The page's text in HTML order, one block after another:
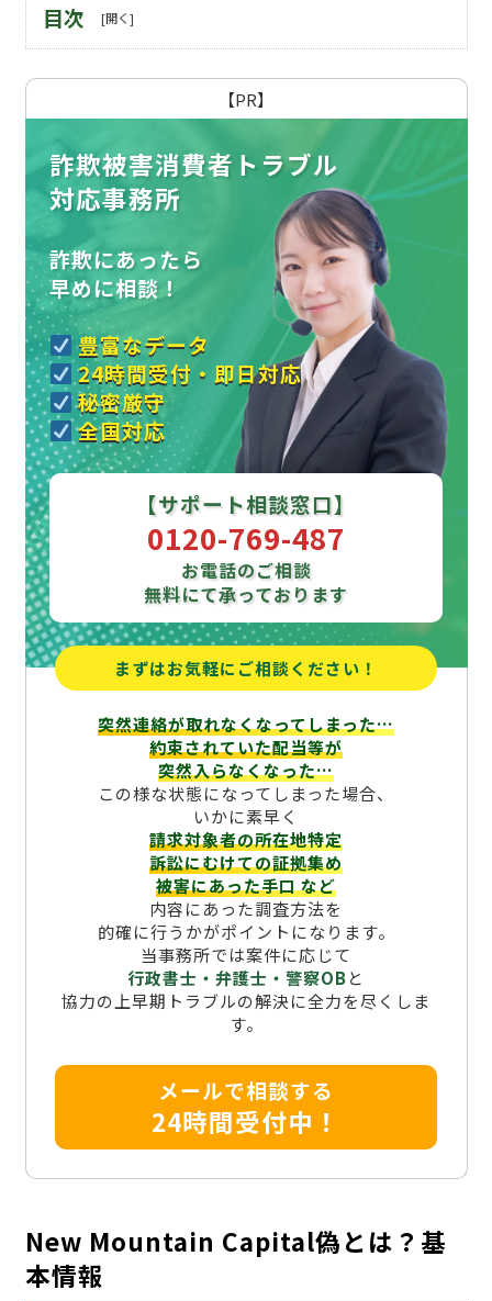
目次
【PR】
詐欺被害消費者トラブル
対応事務所
詐欺にあったら
早めに相談！
豊富なデータ
24時間受付・即日対応
秘密厳守
全国対応
【サポート相談窓口】
0120-769-487
お電話のご相談
無料にて承っております
まずはお気軽にご相談ください！
突然連絡が取れなくなってしまった…
約束されていた配当等が
突然入らなくなった…
この様な状態になってしまった場合、
いかに素早く
請求対象者の所在地特定
訴訟にむけての証拠集め
被害にあった手口など
内容にあった調査方法を
的確に行うかがポイントになります。
当事務所では案件に応じて
行政書士・弁護士・警察OBと
協力の上早期トラブルの解決に全力を尽くしま
す。
メールで相談する
24時間受付中！
New Mountain Capital偽とは？基
本情報